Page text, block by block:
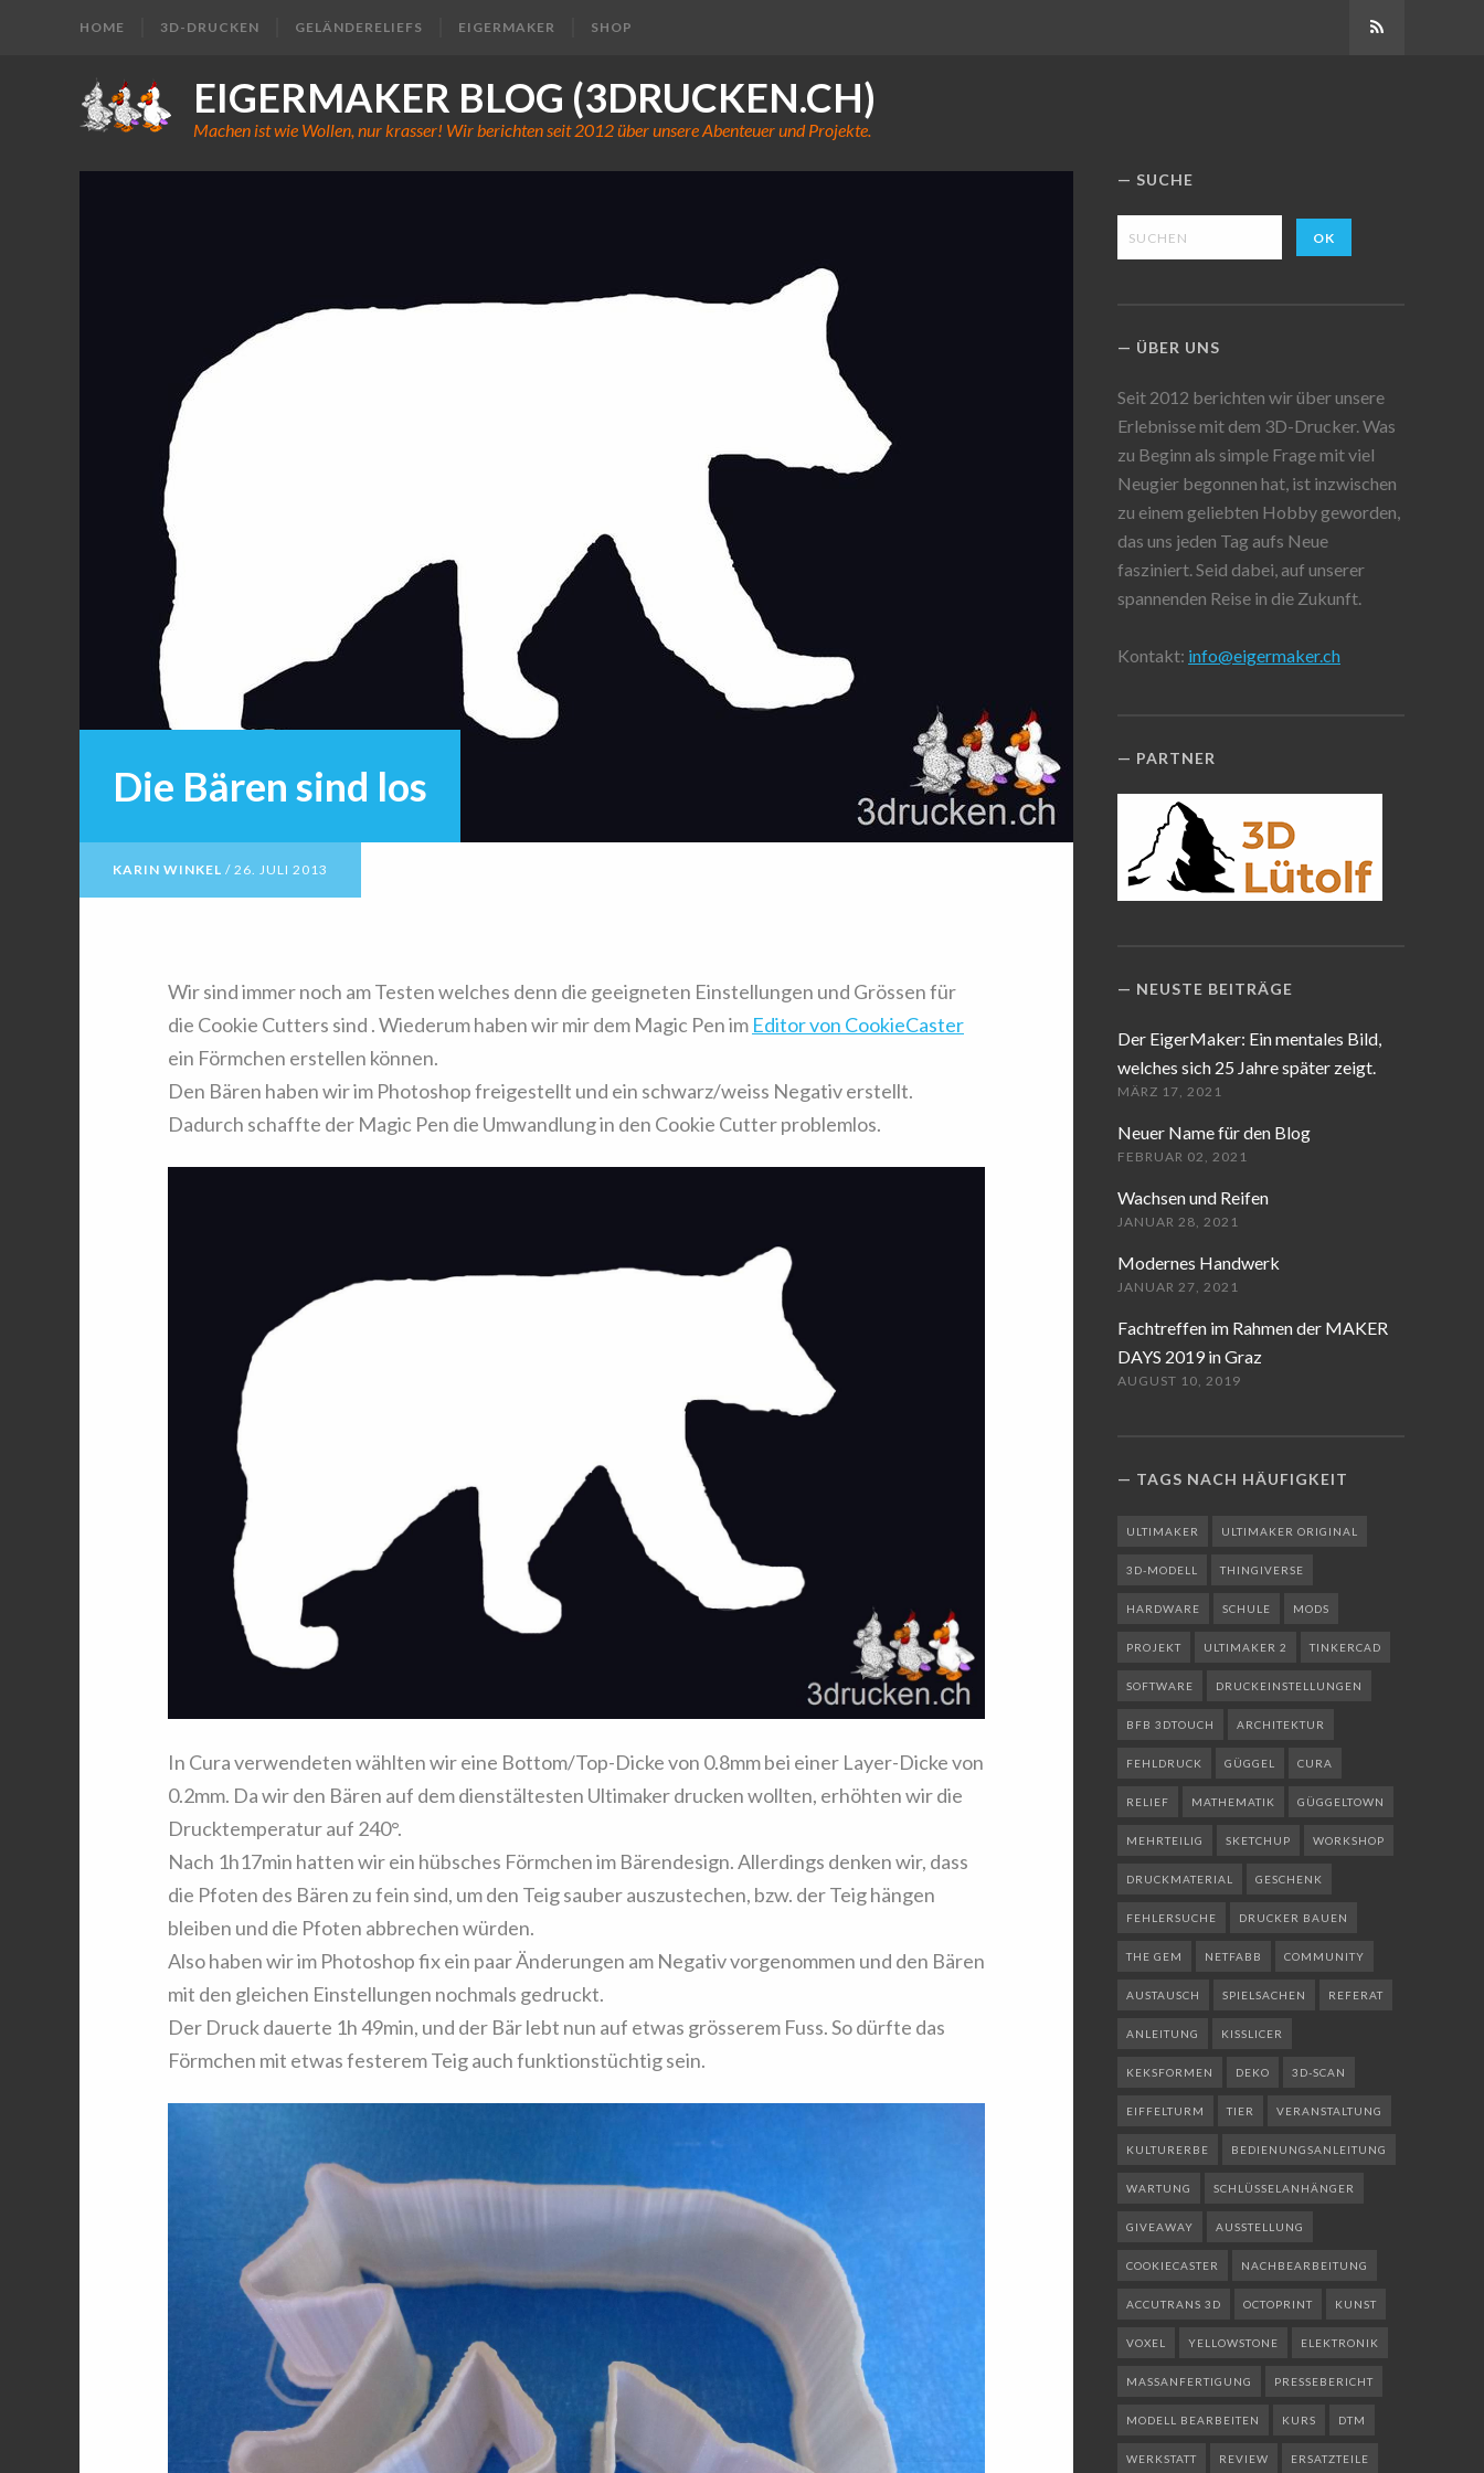
HOME 3D-DRUCKEN GELÄNDERELIEFS EIGERMAKER SHOP
EIGERMAKER BLOG (3DRUCKEN.CH)
Machen ist wie Wollen, nur krasser! Wir berichten seit 2012 über unsere Abenteuer und Projekte.
Die Bären sind los
KARIN WINKEL / 26. JULI 2013
Wir sind immer noch am Testen welches denn die geeigneten Einstellungen und Grössen für
die Cookie Cutters sind . Wiederum haben wir mir dem Magic Pen im Editor von CookieCaster
ein Förmchen erstellen können.
Den Bären haben wir im Photoshop freigestellt und ein schwarz/weiss Negativ erstellt.
Dadurch schaffte der Magic Pen die Umwandlung in den Cookie Cutter problemlos.
In Cura verwendeten wählten wir eine Bottom/Top-Dicke von 0.8mm bei einer Layer-Dicke von
0.2mm. Da wir den Bären auf dem dienstältesten Ultimaker drucken wollten, erhöhten wir die
Drucktemperatur auf 240°.
Nach 1h17min hatten wir ein hübsches Förmchen im Bärendesign. Allerdings denken wir, dass
die Pfoten des Bären zu fein sind, um den Teig sauber auszustechen, bzw. der Teig hängen
bleiben und die Pfoten abbrechen würden.
Also haben wir im Photoshop fix ein paar Änderungen am Negativ vorgenommen und den Bären
mit den gleichen Einstellungen nochmals gedruckt.
Der Druck dauerte 1h 49min, und der Bär lebt nun auf etwas grösserem Fuss. So dürfte das
Förmchen mit etwas festerem Teig auch funktionstüchtig sein.
SUCHE
ÜBER UNS
Seit 2012 berichten wir über unsere
Erlebnisse mit dem 3D-Drucker. Was
zu Beginn als simple Frage mit viel
Neugier begonnen hat, ist inzwischen
zu einem geliebten Hobby geworden,
das uns jeden Tag aufs Neue
fasziniert. Seid dabei, auf unserer
spannenden Reise in die Zukunft.
Kontakt: info@eigermaker.ch
PARTNER
NEUSTE BEITRÄGE
Der EigerMaker: Ein mentales Bild,
welches sich 25 Jahre später zeigt.
MÄRZ 17, 2021
Neuer Name für den Blog
FEBRUAR 02, 2021
Wachsen und Reifen
JANUAR 28, 2021
Modernes Handwerk
JANUAR 27, 2021
Fachtreffen im Rahmen der MAKER
DAYS 2019 in Graz
AUGUST 10, 2019
TAGS NACH HÄUFIGKEIT
ULTIMAKER ULTIMAKER ORIGINAL
3D-MODELL THINGIVERSE
HARDWARE SCHULE MODS
PROJEKT ULTIMAKER 2 TINKERCAD
SOFTWARE DRUCKEINSTELLUNGEN
BFB 3DTOUCH ARCHITEKTUR
FEHLDRUCK GÜGGEL CURA
RELIEF MATHEMATIK GÜGGELTOWN
MEHRTEILIG SKETCHUP WORKSHOP
DRUCKMATERIAL GESCHENK
FEHLERSUCHE DRUCKER BAUEN
THE GEM NETFABB COMMUNITY
AUSTAUSCH SPIELSACHEN REFERAT
ANLEITUNG KISSLICER
KEKSFORMEN DEKO 3D-SCAN
EIFFELTURM TIER VERANSTALTUNG
KULTURERBE BEDIENUNGSANLEITUNG
WARTUNG SCHLÜSSELANHÄNGER
GIVEAWAY AUSSTELLUNG
COOKIECASTER NACHBEARBEITUNG
ACCUTRANS 3D OCTOPRINT KUNST
VOXEL YELLOWSTONE ELEKTRONIK
MASSANFERTIGUNG PRESSEBERICHT
MODELL BEARBEITEN KURS DTM
WERKSTATT REVIEW ERSATZTEILE